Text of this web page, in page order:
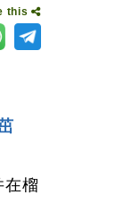
this
在榴